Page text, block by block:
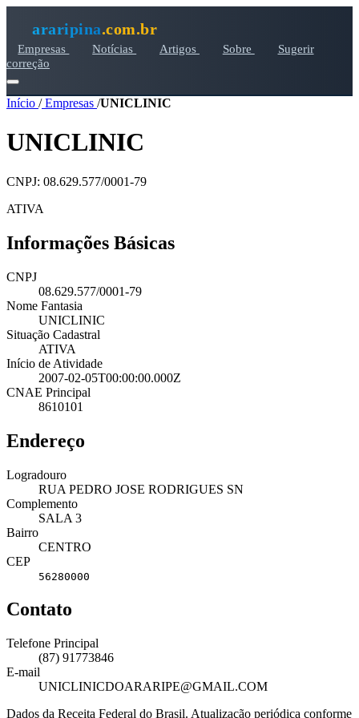
araripina.com.br
Empresas Notícias Artigos Sobre
Sugerir
correção
Início /Empresas /UNICLINIC
UNICLINIC
CNPJ: 08.629.577/0001-79
ATIVA
Informações Básicas
CNPJ
08.629.577/0001-79
Nome Fantasia
UNICLINIC
Situação Cadastral
ATIVA
Início de Atividade
2007-02-05T00:00:00.000Z
CNAE Principal
8610101
Endereço
Logradouro
RUA PEDRO JOSE RODRIGUES SN
Complemento
SALA 3
Bairro
CENTRO
CEP
56280000
Contato
Telefone Principal
(87) 91773846
E-mail
UNICLINICDOARARIPE@GMAIL.COM
Dados da Receita Federal do Brasil. Atualização periódica conforme